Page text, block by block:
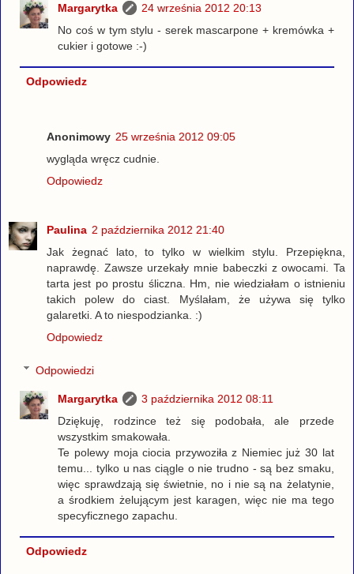
Margarytka
24 września 2012 20:13
No coś w tym stylu - serek mascarpone + kremówka +
cukier i gotowe :-)
Odpowiedz
Anonimowy 25 września 2012 09:05
wygląda wręcz cudnie.
Odpowiedz
Paulina 2 października 2012 21:40
Jak żegnać lato, to tylko w wielkim stylu. Przepiękna,
naprawdę. Zawsze urzekały mnie babeczki z owocami. Ta
tarta jest po prostu śliczna. Hm, nie wiedziałam o istnieniu
takich polew do ciast. Myślałam, że używa się tylko
galaretki. A to niespodzianka. :)
Odpowiedz
Odpowiedzi
Margarytka
3 października 2012 08:11
Dziękuję, rodzince też się podobała, ale przede
wszystkim smakowała.
Te polewy moja ciocia przywoziła z Niemiec już 30 lat
temu... tylko u nas ciągle o nie trudno - są bez smaku,
więc sprawdzają się świetnie, no i nie są na żelatynie,
a środkiem żelującym jest karagen, więc nie ma tego
specyficznego zapachu.
Odpowiedz